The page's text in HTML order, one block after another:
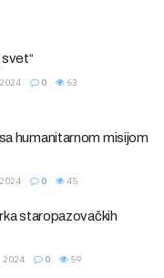
svet“
0 63
humanitarnom misijom
0 45
staropazovačkih
2024 0 59